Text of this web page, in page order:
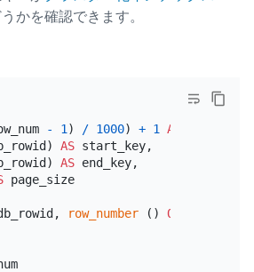
かを確認できます。
- 1 ) / 1000) + 1 AS
AS start_key,
AS end_key,
page_size
row_number () OVER
page_num